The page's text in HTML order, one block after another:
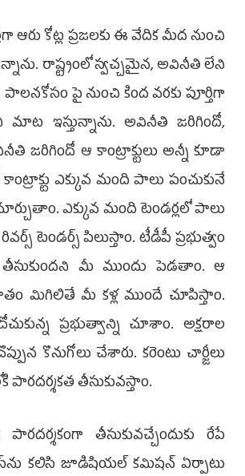
ఆరు కోట్ల ప్రజలకు ఈ వేదిక మీద నుంచి
రాష్ట్రంలో స్వచ్చమైన, అవినీతి లేని
పై నుంచి కింద వరకు పూర్తిగా
మాట ఇస్తున్నాను. అవినీతి జరిగిందో,
జరిగిందో ఆ కాంట్రాక్టులు అన్నీ కూడా
ఎక్కువ మంది పాలు పంచుకునే
ఎక్కువ మంది టెండర్లలో పాలు
టెండర్స్‌ పిలుస్తాం. టీడీపీ ప్రభుత్వం
మీ ముందు పెడతాం. ఆ
శాతం మిగిలితే మీ కళ్ల ముందే చూపిస్తాం.
ప్రభుత్వాన్ని చూశాం. అక్షరాల
కొనుగోలు చేశారు. కరెంటు చార్జీలు
పారదర్శకత తీసుకువస్తాం.
పారదర్శకంగా తీసుకువచ్చేందుకు రేపే
కలిసి జూడిషియల్‌ కమిషన్‌ ఏర్పాటు